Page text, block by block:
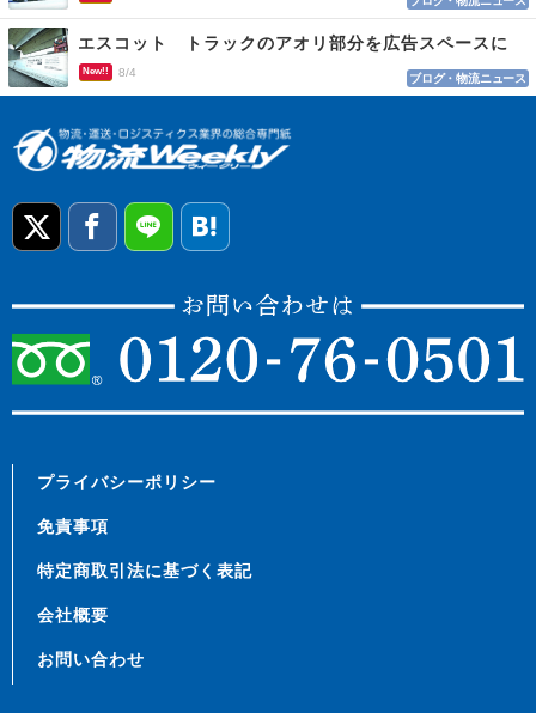
エスコット トラックのアオリ部分を広告スペースに
New!! 8/4 ブログ・物流ニュース
プライバシーポリシー
免責事項
特定商取引法に基づく表記
会社概要
お問い合わせ